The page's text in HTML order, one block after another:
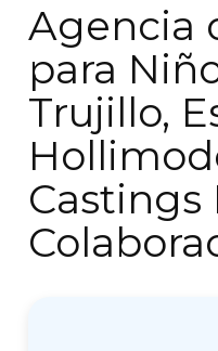
Agencia
para
Trujillo,
Castings